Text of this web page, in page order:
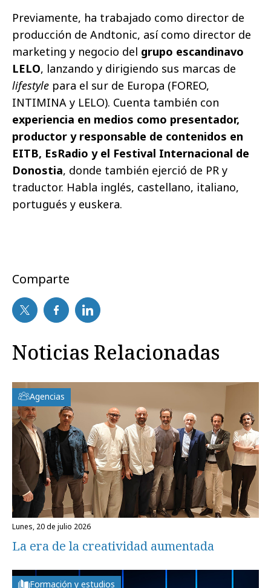
Previamente, ha trabajado como director de
producción de Andtonic, así como director de
marketing y negocio del grupo escandinavo
LELO, lanzando y dirigiendo sus marcas de
lifestyle para el sur de Europa (FOREO,
INTIMINA y LELO). Cuenta también con
experiencia en medios como presentador,
productor y responsable de contenidos en
EITB, EsRadio y el Festival Internacional de
Donostia, donde también ejerció de PR y
traductor. Habla inglés, castellano, italiano,
portugués y euskera.
Comparte
Noticias Relacionadas
Agencias
lunes, 20 de julio 2026
La era de la creatividad aumentada
Formación y estudios